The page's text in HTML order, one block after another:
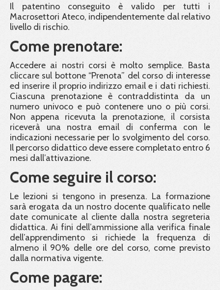
Il patentino conseguito è valido per tutti i
Macrosettori Ateco, indipendentemente dal relativo
livello di rischio.
Come prenotare:
Accedere ai nostri corsi è molto semplice. Basta
cliccare sul bottone “Prenota” del corso di interesse
ed inserire il proprio indirizzo email e i dati richiesti.
Ciascuna prenotazione è contraddistinta da un
numero univoco e può contenere uno o più corsi.
Non appena ricevuta la prenotazione, il corsista
riceverà una nostra email di conferma con le
indicazioni necessarie per lo svolgimento del corso.
Il percorso didattico deve essere completato entro 6
mesi dall’attivazione.
Come seguire il corso:
Le lezioni si tengono in presenza. La formazione
sarà erogata da un nostro docente qualificato nelle
date comunicate al cliente dalla nostra segreteria
didattica. Ai fini dell’ammissione alla verifica finale
dell’apprendimento si richiede la frequenza di
almeno il 90% delle ore del corso, come previsto
dalla normativa vigente.
Come pagare: